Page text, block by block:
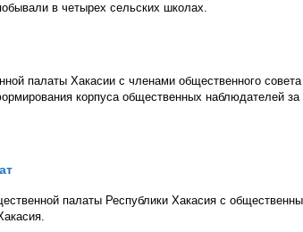
в четырех сельских школах.
палаты Хакасии с членами общественного совета
корпуса общественных наблюдателей за
палаты Республики Хакасия с